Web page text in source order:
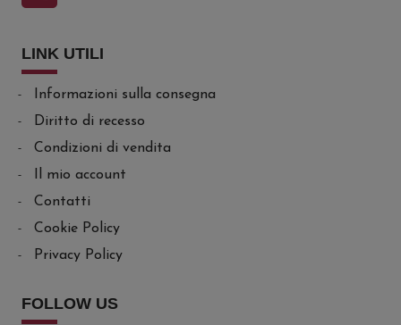
LINK UTILI
Informazioni sulla consegna
Diritto di recesso
Condizioni di vendita
Il mio account
Contatti
Cookie Policy
Privacy Policy
FOLLOW US